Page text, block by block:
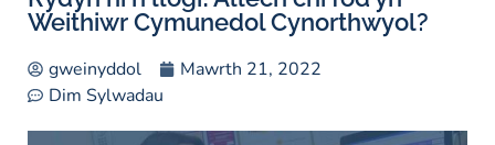
Weithiwr Cymunedol Cynorthwyol?
gweinyddol
Mawrth 21, 2022
Dim Sylwadau